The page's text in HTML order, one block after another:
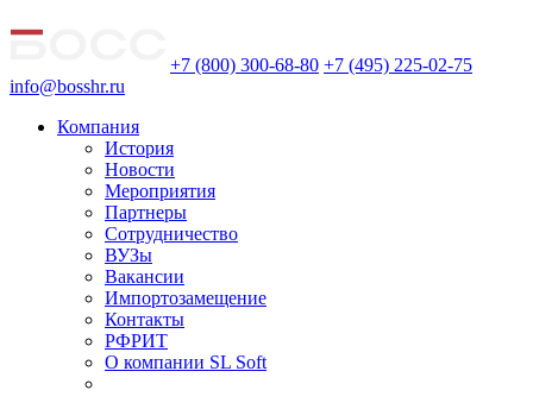
+7 (800) 300-68-80 +7 (495) 225-02-75
info@bosshr.ru
Компания
История
Новости
Мероприятия
Партнеры
Сотрудничество
ВУЗы
Вакансии
Импортозамещение
Контакты
РФРИТ
О компании SL Soft